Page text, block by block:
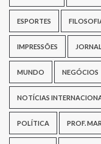
ESPORTES
IMPRESSÕES
MUNDO NEGÓCIOS
NOTÍCIAS
POLÍTICA PROF.